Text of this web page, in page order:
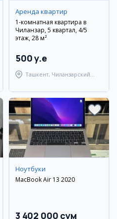
Аренда квартир
1-комнатная квартира в
Чиланзар, 5 квартал, 4/5
этаж, 28 м²
500 y.e
Ташкент, Чиланзарский
Ноутбуки
MacBook Air 13 2020
3 402 000 сум